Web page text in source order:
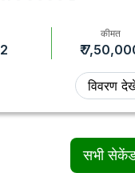
कीमत
₹
विवरण
सभी